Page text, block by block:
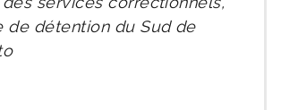
de détention du Sud de